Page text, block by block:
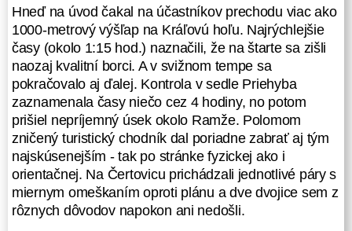
nepríjemný úsek okolo Ramže.
Polomom zničený turistický chodník
dal poriadne zabrať aj tým
najskúsenejším - tak po stránke
fyzickej ako i orientačnej. Na
Čertovicu prichádzali jednotlivé páry
s miernym omeškaním oproti plánu
a dve dvojice sem z rôznych
dôvodov napokon ani nedošli.
{mosimage}Sedlo Čertovica sa však
stalo konečnou aj pre ďalších
sedem párov, ktoré to tu "zabalili".
Hneď na úvod čakal na účastníkov prechodu viac ako
1000-metrový výšľap na Kráľovú hoľu. Najrýchlejšie
časy (okolo 1:15 hod.) naznačili, že na štarte sa zišli
naozaj kvalitní borci. A v svižnom tempe sa
pokračovalo aj ďalej. Kontrola v sedle Priehyba
zaznamenala časy niečo cez 4 hodiny, no potom
prišiel nepríjemný úsek okolo Ramže. Polomom
zničený turistický chodník dal poriadne zabrať aj tým
najskúsenejším - tak po stránke fyzickej ako i
orientačnej. Na Čertovicu prichádzali jednotlivé páry s
miernym omeškaním oproti plánu a dve dvojice sem z
rôznych dôvodov napokon ani nedošli.